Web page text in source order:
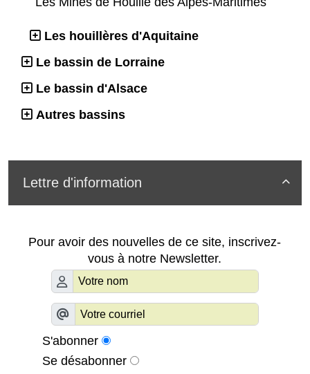
Les houillères d'Aquitaine
Le bassin de Lorraine
Le bassin d'Alsace
Autres bassins

Lettre d'information
Pour avoir des nouvelles de ce site, inscrivez-
vous à notre Newsletter.
S'abonner
Se désabonner